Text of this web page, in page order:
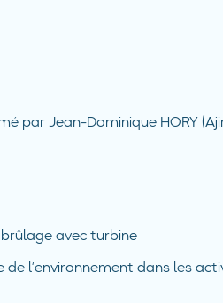
par Jean-Dominique HORY
avec turbine
l’environnement dans les